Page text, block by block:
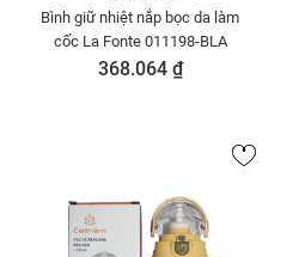
Bình giữ nhiệt nắp bọc da làm
cốc La Fonte 011198-BLA
368.064 ₫